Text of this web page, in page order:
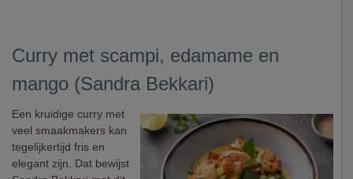
Curry met scampi, edamame en
mango (Sandra Bekkari)
Een kruidige curry met
veel smaakmakers kan
tegelijkertijd fris en
elegant zijn. Dat bewijst